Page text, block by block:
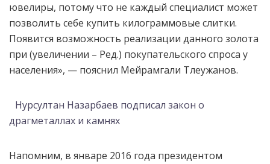
ювелиры, потому что не каждый специалист может
позволить себе купить килограммовые слитки.
Появится возможность реализации данного золота
при (увеличении – Ред.) покупательского спроса у
населения», — пояснил Мейрамгали Тлеужанов.
Нурсултан Назарбаев подписал закон о
драгметаллах и камнях
Напомним, в январе 2016 года президентом